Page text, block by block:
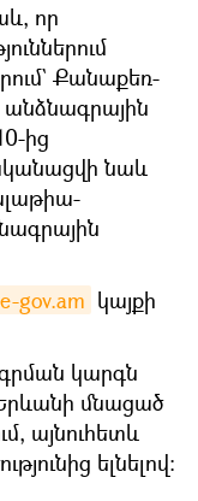
որ
Քանաքեռ-
անձնագրային
ից
նաև
gov.am կայքի
կարգն
մնացած
այնուհետև
ելնելով։